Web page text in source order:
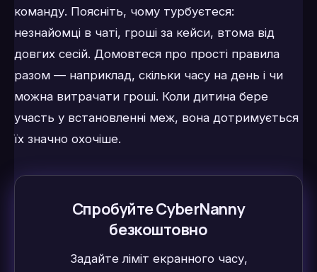
команду. Поясніть, чому турбуєтеся:
незнайомці в чаті, гроші за кейси, втома від
довгих сесій. Домовтеся про прості правила
разом — наприклад, скільки часу на день і чи
можна витрачати гроші. Коли дитина бере
участь у встановленні меж, вона дотримується
їх значно охочіше.
Спробуйте CyberNanny
безкоштовно
Задайте ліміт екранного часу,